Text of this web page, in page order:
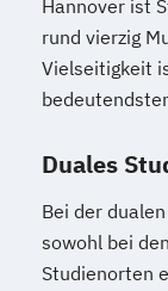
Hannover ist
rund vierzig
Vielseitigkeit
Duales
Bei der
sowohl bei
Studienorten